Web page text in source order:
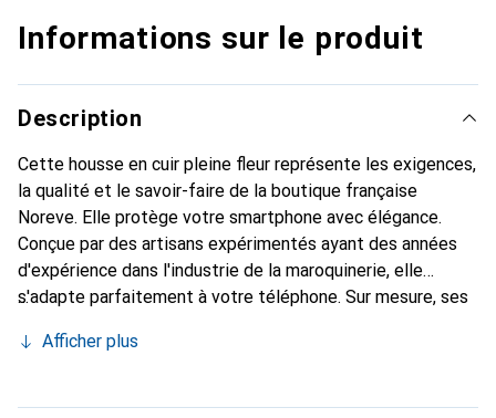
Informations sur le produit
Description
Cette housse en cuir pleine fleur représente les exigences,
la qualité et le savoir-faire de la boutique française
Noreve. Elle protège votre smartphone avec élégance.
Conçue par des artisans expérimentés ayant des années
d'expérience dans l'industrie de la maroquinerie, elle
s'adapte parfaitement à votre téléphone. Sur mesure, ses
peau. Elle devient un accessoire chic et indispensable pour
ses produits de haute qualité, la marque Noreve est un
Afficher plus